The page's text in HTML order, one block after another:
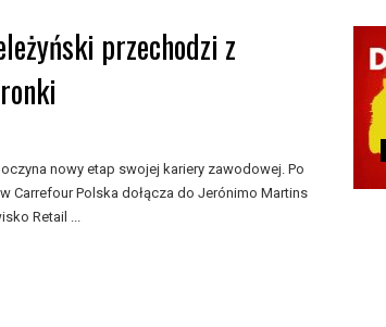
przechodzi z
nowy etap swojej kariery zawodowej. Po
Carrefour Polska dołącza do Jerónimo Martins
Retail ...